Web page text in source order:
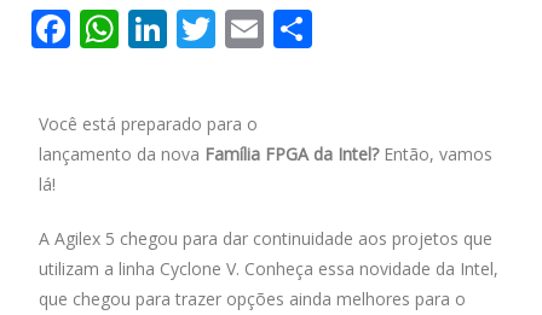
F
ac
e
b
o
k
W
h
s
p
p
Li
n
e
T
w
er
E
m
l e
Você está preparado para o
lançamento da nova Família FPGA da Intel? Então, vamos
lá!
A Agilex 5 chegou para dar continuidade aos projetos que
utilizam a linha Cyclone V. Conheça essa novidade da Intel,
que chegou para trazer opções ainda melhores para o